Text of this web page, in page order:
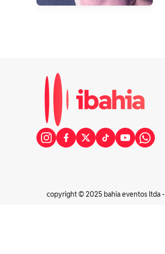
copyright © 2025 bahia eventos ltda